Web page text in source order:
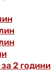
2 години